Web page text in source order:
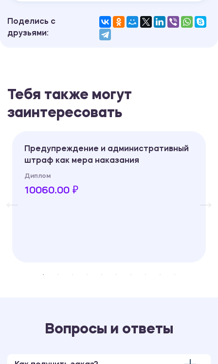
Поделись с
друзьями:
Тебя также могут
заинтересовать
Предупреждение и административный
штраф как мера наказания
Диплом
10060.00 ₽
Вопросы и ответы